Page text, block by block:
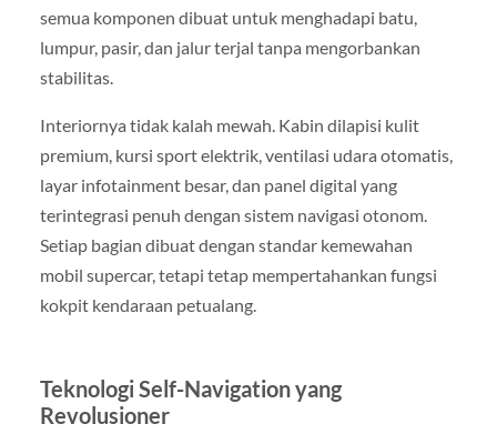
semua komponen dibuat untuk menghadapi batu,
lumpur, pasir, dan jalur terjal tanpa mengorbankan
stabilitas.
Interiornya tidak kalah mewah. Kabin dilapisi kulit
premium, kursi sport elektrik, ventilasi udara otomatis,
layar infotainment besar, dan panel digital yang
terintegrasi penuh dengan sistem navigasi otonom.
Setiap bagian dibuat dengan standar kemewahan
mobil supercar, tetapi tetap mempertahankan fungsi
kokpit kendaraan petualang.
Teknologi Self-Navigation yang
Revolusioner